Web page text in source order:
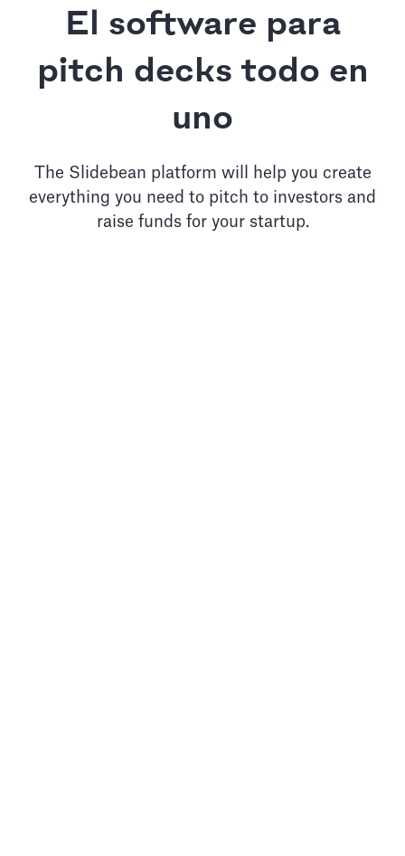
El software para
pitch decks todo en
uno
The Slidebean platform will help you create
everything you need to pitch to investors and
raise funds for your startup.